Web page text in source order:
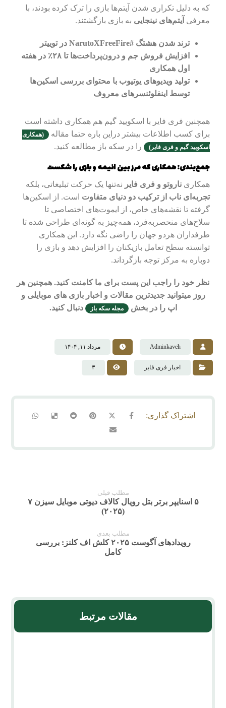
که به دلیل تکراری شدن آیتم‌ها بازی را ترک کرده بودند، با
معرفی آیتم‌های نینجایی به بازی بازگشتند.
ترند شدن هشتگ #NarutoXFreeFire در توییتر
افزایش فروش جم و درون‌پرداخت‌ها تا ۲۸٪ در هفته
اول همکاری
تولید ویدیوهای یوتیوب با محتوای بررسی اسکین‌ها
توسط اینفلوئنسرهای معروف
همچنین فری فایر با اسکویید گیم هم همکاری داشته است
برای کسب اطلاعات بیشتر دراین باره حتما مقاله
(همکاری
اسکویید گیم و فری فایر)
را در سکه باز مطالعه کنید.
جمع‌بندی: همکاری که مرز بین انیمه و بازی را شکست
همکاریناروتو و فری فایر نه‌تنها یک حرکت تبلیغاتی، بلکه
تجربه‌ای ناب از ترکیب دو دنیای متفاوت است. از اسکین‌ها
گرفته تا نقشه‌های خاص، از ایموت‌های اختصاصی تا
سلاح‌های منحصر‌به‌فرد، همه‌چیز به گونه‌ای طراحی شده تا
طرفداران هردو جهان را راضی نگه دارد. این همکاری
توانسته سطح تعامل بازیکنان را افزایش دهد و بازی را
دوباره به مرکز توجه بازگرداند.
نظر خود را راجب این پست برای ما کامنت کنید. همچنین هر
روز میتوانید جدیدترین مقالات و اخبار بازی های موبایلی و
اپ را در بخش
مجله سکه باز دنبال کنید.
Adminkaveh مرداد ۱۱, ۱۴۰۴
اخبار فری فایر ۳
مطلب قبلی
۵ اسنایپر برتر بتل رویال کالاف دیوتی موبایل سیزن ۷
(۲۰۲۵)
مطلب بعدی
رویدادهای آگوست ۲۰۲۵ کلش اف کلنز: بررسی
کامل
مقالات مرتبط